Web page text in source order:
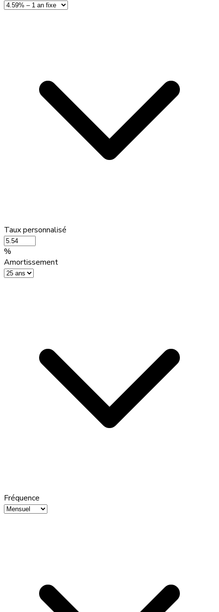
Taux personnalisé
%
Amortissement
Fréquence